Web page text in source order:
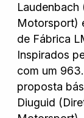
Motorsport)
de Fábrica
Inspirados
com um
proposta
Diuguid